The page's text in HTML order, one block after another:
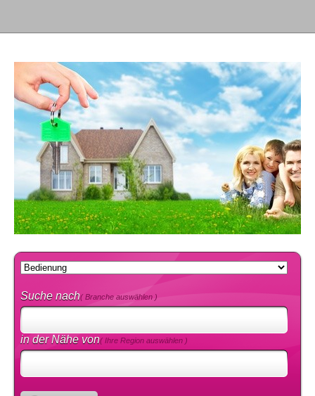
Suche nach( Branche auswählen )
in der Nähe von( Ihre Region auswählen )